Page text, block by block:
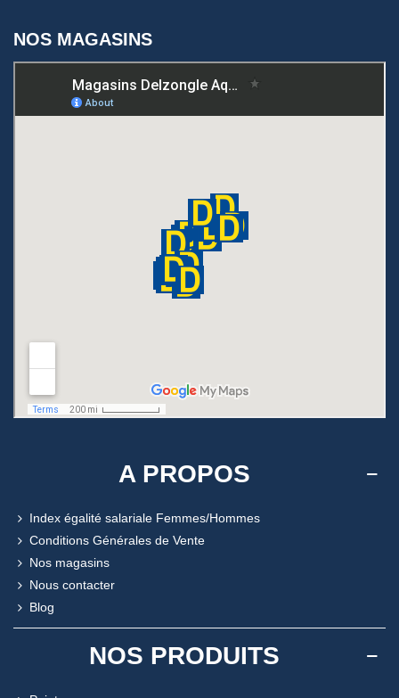
NOS MAGASINS
A PROPOS
Index égalité salariale Femmes/Hommes
Conditions Générales de Vente
Nos magasins
Nous contacter
Blog
NOS PRODUITS